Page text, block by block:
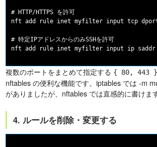
# HTTP/HTTPS を許可
nft add rule inet myfilter input tcp
# 特定IPアドレスからのみSSHを許可
複数のポートをまとめて指定する { 80, 443 }
nftables の便利な機能です。iptables では -m
がありましたが、nftables では直感的に書けます
4. ルールを削除・変更する